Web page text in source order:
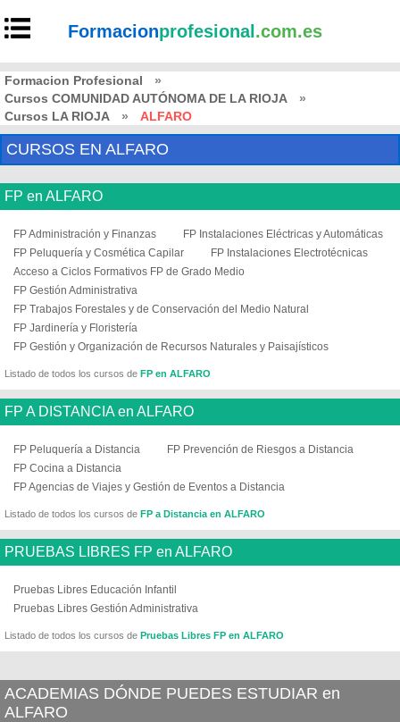
Formacionprofesional .com.es
Formacion Profesional
»
Cursos COMUNIDAD AUTÓNOMA DE LA RIOJA
»
Cursos LA RIOJA
» ALFARO
CURSOS EN ALFARO
FP en ALFARO
FP Administración y Finanzas
FP Instalaciones Eléctricas y Automáticas
FP Peluquería y Cosmética Capilar
FP Instalaciones Electrotécnicas
Acceso a Ciclos Formativos FP de Grado Medio
FP Gestión Administrativa
FP Trabajos Forestales y de Conservación del Medio Natural
FP Jardinería y Floristería
FP Gestión y Organización de Recursos Naturales y Paisajísticos
Listado de todos los cursos de FP en ALFARO
FP A DISTANCIA en ALFARO
FP Peluquería a Distancia
FP Prevención de Riesgos a Distancia
FP Cocina a Distancia
FP Agencias de Viajes y Gestión de Eventos a Distancia
Listado de todos los cursos de FP a Distancia en ALFARO
PRUEBAS LIBRES FP en ALFARO
Pruebas Libres Educación Infantil
Pruebas Libres Gestión Administrativa
Listado de todos los cursos de Pruebas Libres FP en ALFARO
ACADEMIAS DÓNDE PUEDES ESTUDIAR en
ALFARO